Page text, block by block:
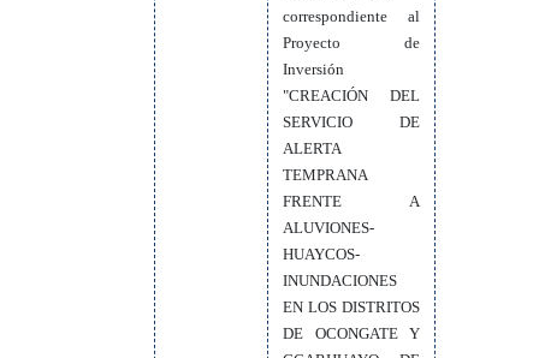
correspondiente al
Proyecto de
Inversión
"CREACIÓN DEL
SERVICIO DE
ALERTA
TEMPRANA
FRENTE A
ALUVIONES-
HUAYCOS-
INUNDACIONES
EN LOS DISTRITOS
DE OCONGATE Y